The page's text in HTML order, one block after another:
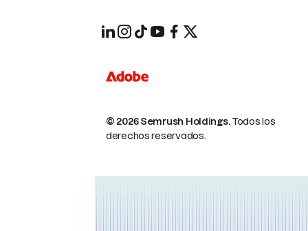
© 2026 Semrush Holdings.Todos los
derechos reservados.